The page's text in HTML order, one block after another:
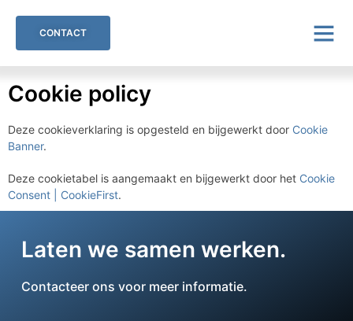
CONTACT
Cookie policy
Deze cookieverklaring is opgesteld en bijgewerkt door Cookie
Banner.
Deze cookietabel is aangemaakt en bijgewerkt door het Cookie
Consent | CookieFirst.
Laten we samen werken.
Contacteer ons voor meer informatie.